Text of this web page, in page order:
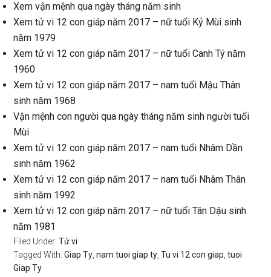
Xem vận mệnh qua ngày tháng năm sinh
Xem tử vi 12 con giáp năm 2017 – nữ tuổi Kỷ Mùi sinh
năm 1979
Xem tử vi 12 con giáp năm 2017 – nữ tuổi Canh Tý năm
1960
Xem tử vi 12 con giáp năm 2017 – nam tuổi Mậu Thân
sinh năm 1968
Vận mệnh con người qua ngày tháng năm sinh người tuổi
Mùi
Xem tử vi 12 con giáp năm 2017 – nam tuổi Nhâm Dần
sinh năm 1962
Xem tử vi 12 con giáp năm 2017 – nam tuổi Nhâm Thân
sinh năm 1992
Xem tử vi 12 con giáp năm 2017 – nữ tuổi Tân Dậu sinh
năm 1981
Filed Under:Tử vi
Tagged With:Giap Ty ,nam tuoi giap ty ,Tu vi 12 con giap ,tuoi
Giap Ty